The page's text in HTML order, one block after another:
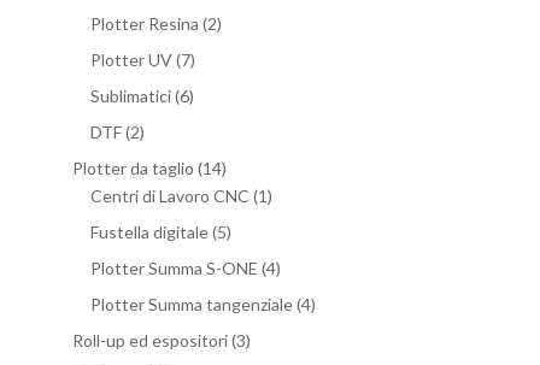
Plotter Resina (2)
Plotter UV(7)
Sublimatici(6)
DTF(2)
Plotter da taglio (14)
Centri di Lavoro CNC (1)
Fustella digitale(5)
Plotter Summa S-ONE (4)
Plotter Summa tangenziale(4)
Roll-up ed espositori(3)